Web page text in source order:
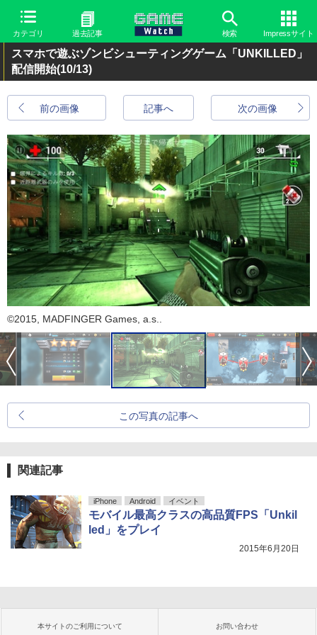
カテゴリ 過去記事 検索 Impressサイト
スマホで遊ぶゾンビシューティングゲーム「UNKILLED」
配信開始(10/13)
前の画像 次の画像
記事へ
©2015, MADFINGER Games, a.s..
この写真の記事へ
関連記事
iPhone Android イベント
モバイル最高クラスの高品質FPS「Unkil
led」をプレイ
2015年6月20日
本サイトのご利用について お問い合わせ